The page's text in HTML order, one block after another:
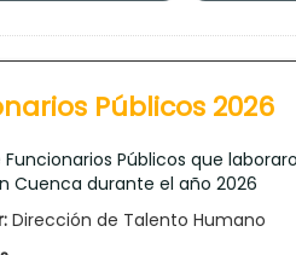
Públicos 2026
Públicos que
Cuenca durante el año 2026
Dirección de Talento Humano